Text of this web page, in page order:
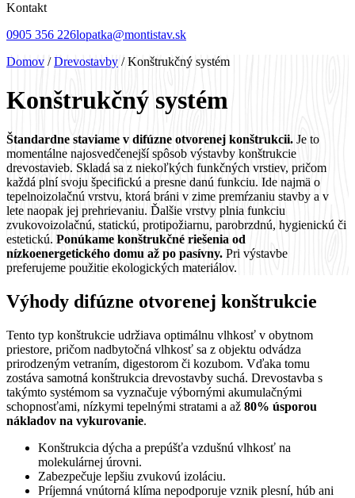
Kontakt
0905 356 226lopatka@montistav.sk
Domov /Drevostavby /Konštrukčný systém
Konštrukčný systém
Štandardne staviame v difúzne otvorenej konštrukcii. Je to
momentálne najosvedčenejší spôsob výstavby konštrukcie
drevostavieb. Skladá sa z niekoľkých funkčných vrstiev, pričom
každá plní svoju špecifickú a presne danú funkciu. Ide najmä o
tepelnoizolačnú vrstvu, ktorá bráni v zime premŕzaniu stavby a v
lete naopak jej prehrievaniu. Ďalšie vrstvy plnia funkciu
zvukovoizolačnú, statickú, protipožiarnu, parobrzdnú, hygienickú či
estetickú. Ponúkame konštrukčné riešenia od
nízkoenergetického domu až po pasívny. Pri výstavbe
preferujeme použitie ekologických materiálov.
Výhody difúzne otvorenej konštrukcie
Tento typ konštrukcie udržiava optimálnu vlhkosť v obytnom
priestore, pričom nadbytočná vlhkosť sa z objektu odvádza
prirodzeným vetraním, digestorom či kozubom. Vďaka tomu
zostáva samotná konštrukcia drevostavby suchá. Drevostavba s
takýmto systémom sa vyznačuje výbornými akumulačnými
schopnosťami, nízkymi tepelnými stratami a až 80% úsporou
nákladov na vykurovanie.
Konštrukcia dýcha a prepúšťa vzdušnú vlhkosť na
molekulárnej úrovni.
Zabezpečuje lepšiu zvukovú izoláciu.
Príjemná vnútorná klíma nepodporuje vznik plesní, húb ani